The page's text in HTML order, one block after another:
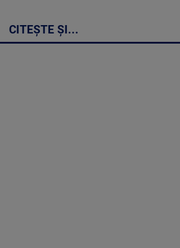
CITEȘTE ȘI...